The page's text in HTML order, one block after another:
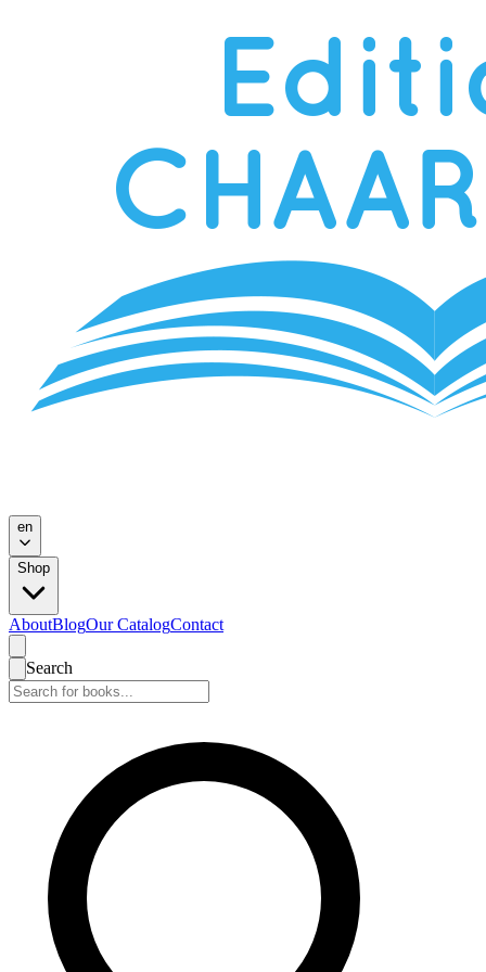
en
Shop
AboutBlogOur CatalogContact
Search